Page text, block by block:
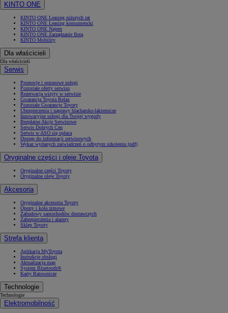
KINTO ONE
KINTO ONE Leasing niższych rat
KINTO ONE Leasing konsumencki
KINTO ONE Najem
KINTO ONE Zarządzanie flotą
KINTO Mobility
Dla właścicieli
Dla właścicieli
Serwis
Promocje i sezonowe usługi
Pozostałe oferty serwisu
Rezerwacja wizyty w serwisie
Gwarancja Toyota Relax
Pozostałe Gwarancje Toyoty
Ubezpieczenia i naprawy blacharsko-lakiernicze
Innowacyjne usługi dla Twojej wygody
Bezpłatne Akcje Serwisowe
Serwis Dobrych Cen
Serwis w ASO się opłaca
Dostęp do informacji serwisowych
Wykaz wydanych zaświadczeń o odbytym szkoleniu (pdf)
Oryginalne części i oleje Toyota
Oryginalne części Toyoty
Oryginalne oleje Toyoty
Akcesoria
Oryginalne akcesoria Toyoty
Opony i koła zimowe
Zabudowy samochodów dostawczych
Zabezpieczenia i alarmy
Sklep Toyoty
Strefa klienta
Aplikacja MyToyota
Instrukcje obsługi
Aktualizacja map
System Bluetooth®
Karty Ratownicze
Technologie
Technologie
Elektromobilność